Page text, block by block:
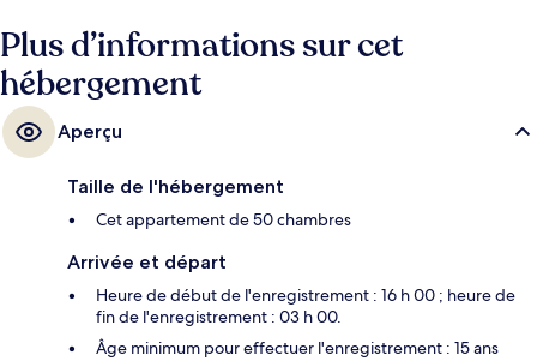
Plus d’informations sur cet
hébergement
Aperçu
Taille de l'hébergement
Cet appartement de 50 chambres
Arrivée et départ
Heure de début de l'enregistrement : 16 h 00 ; heure de
fin de l'enregistrement : 03 h 00.
Âge minimum pour effectuer l'enregistrement : 15 ans